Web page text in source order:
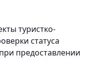
туристко-
статуса
предоставлении